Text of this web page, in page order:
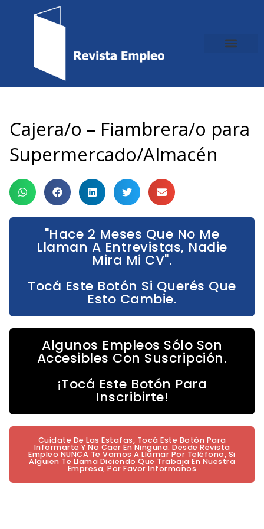
Cajera/o – Fiambrera/o para
Supermercado/Almacén
"Hace 2 Meses Que No Me
Llaman A Entrevistas, Nadie
Mira Mi CV".
Tocá Este Botón Si Querés Que
Esto Cambie.
Algunos Empleos Sólo Son
Accesibles Con Suscripción.
¡Tocá Este Botón Para
Inscribirte!
Cuidate De Las Estafas, Tocá Este Botón Para
Informarte Y No Caer En Ninguna. Desde Revista
Empleo NUNCA Te Vamos A Llamar Por Teléfono, Si
Alguien Te Llama Diciendo Que Trabaja En Nuestra
Empresa, Por Favor Informanos